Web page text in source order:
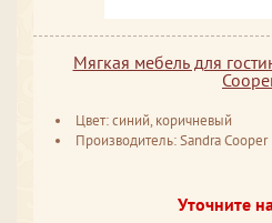
Мягкая мебель для
Цвет: синий, коричневый
Производитель: Sandra Cooper
Уточните